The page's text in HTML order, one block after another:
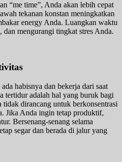
“me time”, Anda akan lebih cepat
tekanan konstan meningkatkan
energy Anda. Luangkan waktu
mengurangi tingkat stres Anda.
habisnya dan bekerja dari saat
tertidur adalah hal yang buruk bagi
tidak dirancang untuk berkonsentrasi
Jika Anda ingin tetap produktif,
Bersenang-senang selama
segar dan berada di jalur yang